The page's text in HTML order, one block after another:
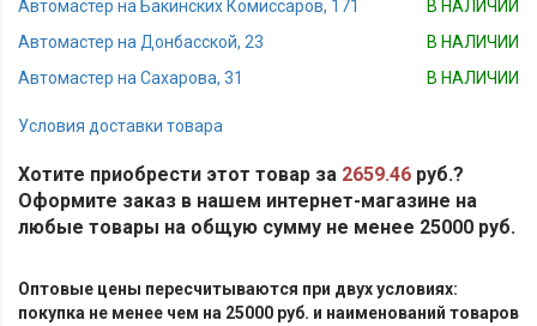
Автомастер на Бакинских Комиссаров, 171
В НАЛИЧИИ
Автомастер на Донбасской, 23
В НАЛИЧИИ
Автомастер на Сахарова, 31
В НАЛИЧИИ
Условия доставки товара
Хотите приобрести этот товар за 2659.46 руб.?
Оформите заказ в нашем интернет-магазине на
любые товары на общую сумму не менее 25000 руб.
Оптовые цены пересчитываются при двух условиях:
покупка не менее чем на 25000 руб. и наименований товаров